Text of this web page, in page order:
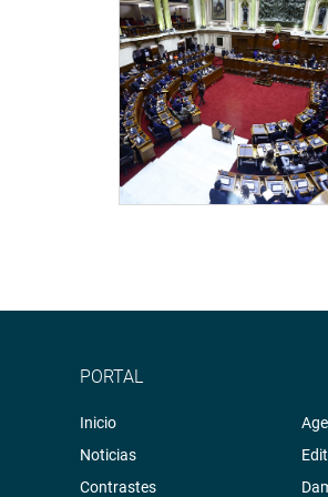
Puede encontrar más
http://
Facebook:https://
Twitter:https://twitter.com/
Youtube:http://
Soundcloud:
https://
Sistema de Archivo
PORTAL
Inicio
Noticias
Contrastes